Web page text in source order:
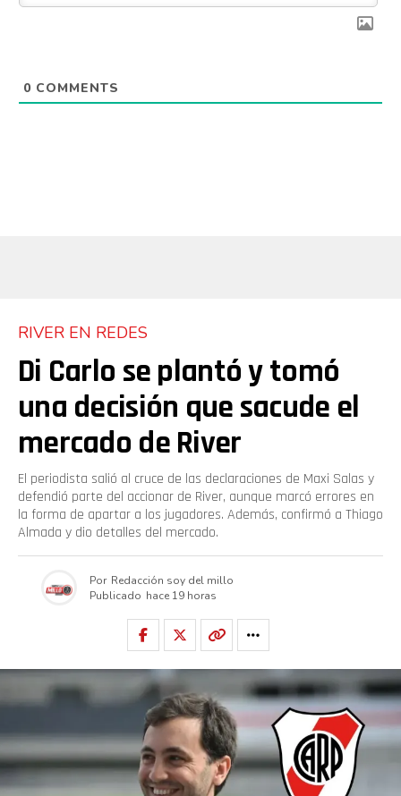
0 COMMENTS
RIVER EN REDES
Di Carlo se plantó y tomó
una decisión que sacude el
mercado de River
El periodista salió al cruce de las declaraciones de Maxi Salas y
defendió parte del accionar de River, aunque marcó errores en
la forma de apartar a los jugadores. Además, confirmó a Thiago
Almada y dio detalles del mercado.
Por Redacción soy del millo
Publicado hace 19 horas